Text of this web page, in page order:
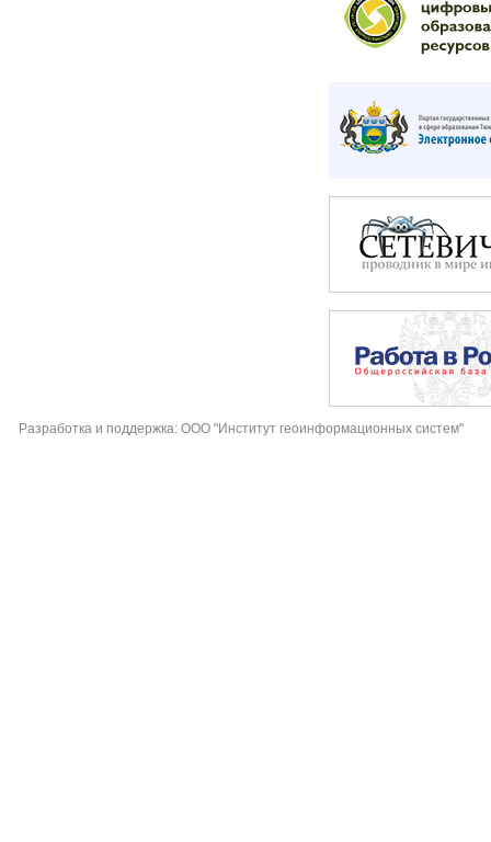
Разработка и поддержка: ООО "Институт геоинформационных систем"